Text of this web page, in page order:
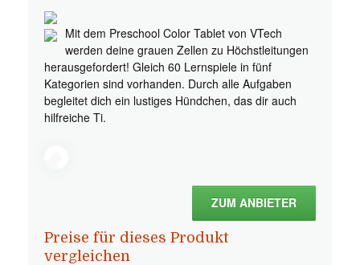
Mit dem Preschool Color Tablet von VTech
werden deine grauen Zellen zu Höchstleitungen
herausgefordert! Gleich 60 Lernspiele in fünf
Kategorien sind vorhanden. Durch alle Aufgaben
begleitet dich ein lustiges Hündchen, das dir auch
hilfreiche Ti.
ZUM ANBIETER
Preise für dieses Produkt
vergleichen